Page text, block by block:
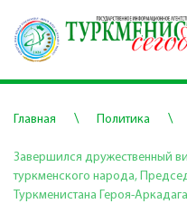
Главная \ Политика \
Завершился дружественный
туркменского народа,
Туркменистана Героя-